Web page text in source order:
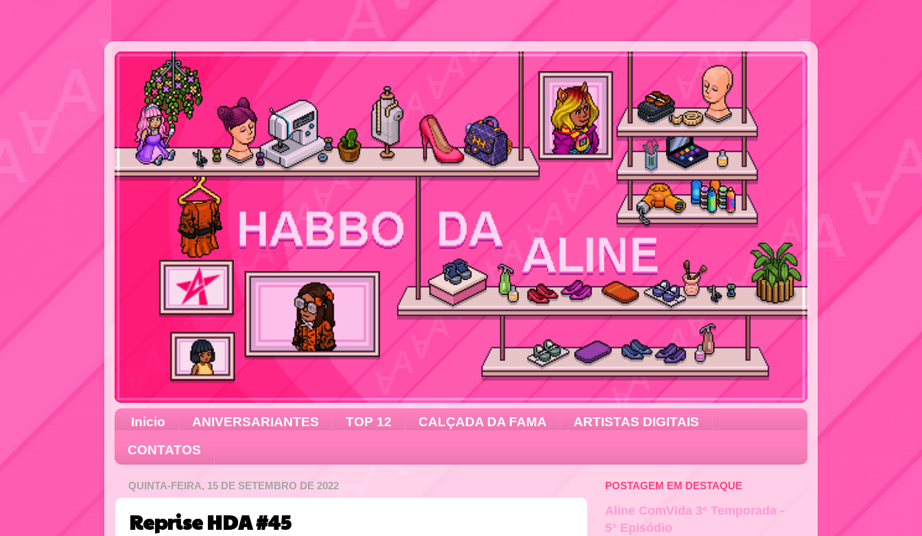
Inicio ANIVERSARIANTES TOP 12 CALÇADA DA FAMA
ARTISTAS DIGITAIS
CONTATOS
QUINTA-FEIRA, 15 DE SETEMBRO DE 2022
Reprise HDA #45
POSTAGEM EM DESTAQUE
Aline ComVida 3ª Temporada -
5° Episódio